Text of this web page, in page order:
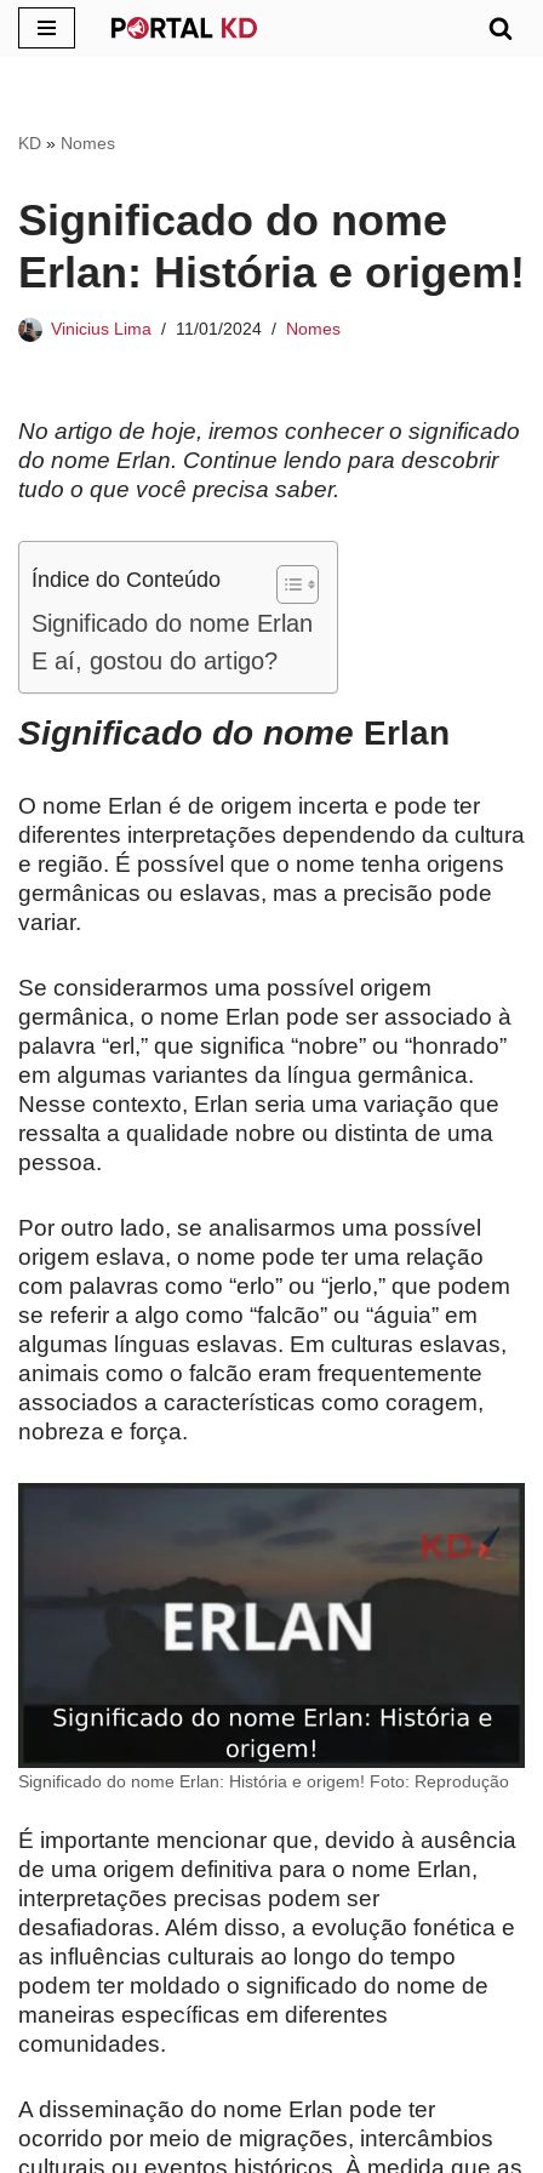
conteúdo
KD » Nomes
Significado do nome
Erlan: História e origem!
Vinicius Lima 11/01/2024 Nomes
No artigo de hoje, iremos conhecer o significado
do nome Erlan. Continue lendo para descobrir
tudo o que você precisa saber.
Índice do Conteúdo
Significado do nome Erlan
E aí, gostou do artigo?
Significado do nome Erlan
O nome Erlan é de origem incerta e pode ter
diferentes interpretações dependendo da cultura
e região. É possível que o nome tenha origens
germânicas ou eslavas, mas a precisão pode
variar.
Se considerarmos uma possível origem
germânica, o nome Erlan pode ser associado à
palavra “erl,” que significa “nobre” ou “honrado”
em algumas variantes da língua germânica.
Nesse contexto, Erlan seria uma variação que
ressalta a qualidade nobre ou distinta de uma
pessoa.
Por outro lado, se analisarmos uma possível
origem eslava, o nome pode ter uma relação
com palavras como “erlo” ou “jerlo,” que podem
se referir a algo como “falcão” ou “águia” em
algumas línguas eslavas. Em culturas eslavas,
animais como o falcão eram frequentemente
associados a características como coragem,
nobreza e força.
Significado do nome Erlan: História e origem! Foto: Reprodução
É importante mencionar que, devido à ausência
de uma origem definitiva para o nome Erlan,
interpretações precisas podem ser
desafiadoras. Além disso, a evolução fonética e
as influências culturais ao longo do tempo
podem ter moldado o significado do nome de
maneiras específicas em diferentes
comunidades.
A disseminação do nome Erlan pode ter
ocorrido por meio de migrações, intercâmbios
culturais ou eventos históricos. À medida que as